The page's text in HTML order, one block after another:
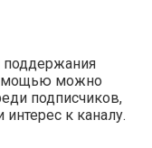
поддержания
можно
подписчиков,
к каналу.